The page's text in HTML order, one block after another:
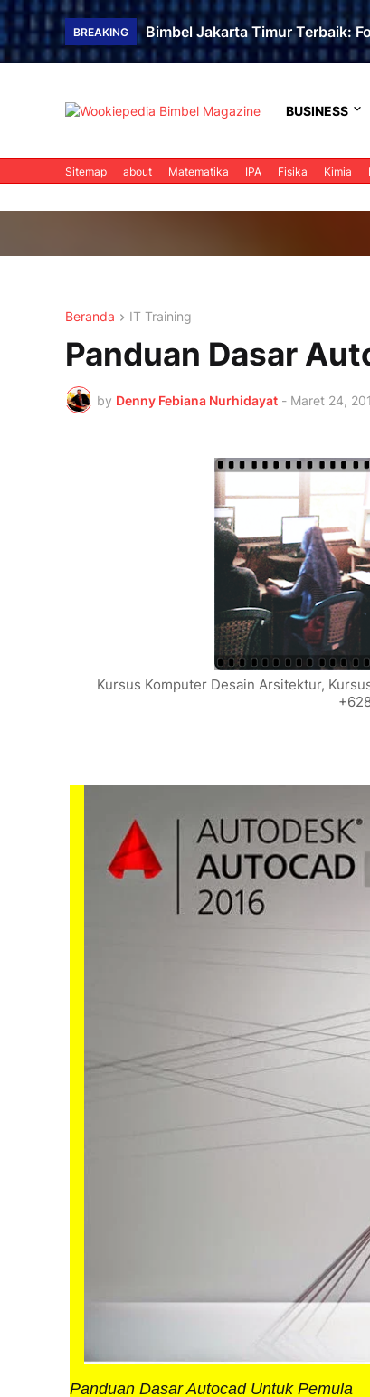
BREAKING Bimbel Jakarta Timur Terbaik:
BUSINESS
Sitemap about Matematika IPA Fisika Kimia
Beranda IT Training
Panduan Dasar
by Denny Febiana Nurhidayat - Maret 24,
Kursus Komputer Desain Arsitektur,
Panduan Dasar Autocad Untuk Pemula